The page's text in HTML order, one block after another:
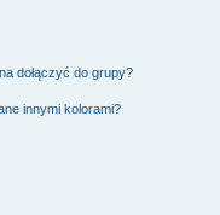
dołączyć do grupy?
innymi kolorami?